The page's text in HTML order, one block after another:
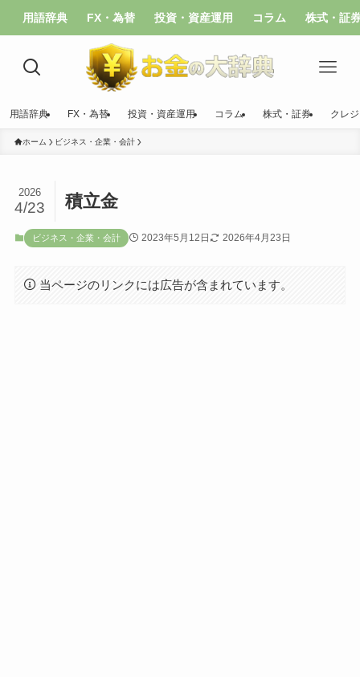
用語辞典 FX・為替 投資・資産運用 コラム 株式・証
用語辞典 FX・為替 投資・資産運用 コラム 株式・証券 クレ
ホーム ビジネス・企業・会計
積立金
2026
4/23
ビジネス・企業・会計 2023年5月12日 2026年4月23日
当ページのリンクには広告が含まれています。